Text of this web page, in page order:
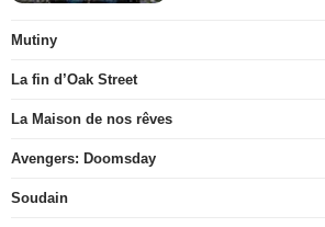
Mutiny
La fin d’Oak Street
La Maison de nos rêves
Avengers: Doomsday
Soudain